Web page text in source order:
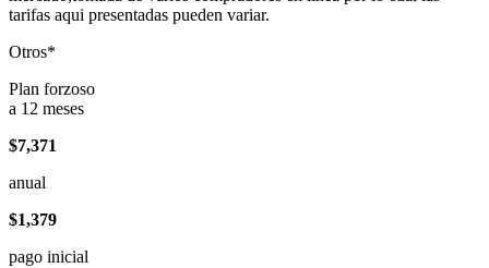
tarifas aqui presentadas pueden variar.
Otros*
Plan forzoso
a 12 meses
$7,371
anual
$1,379
pago inicial